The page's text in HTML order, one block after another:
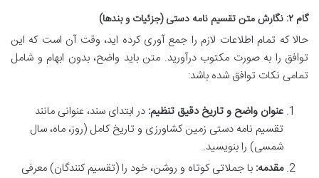
گام ۲: نگارش متن تقسیم نامه دستی (جزئیات و بندها)
حالا که تمام اطلاعات لازم را جمع آوری کرده اید، وقت آن است که این
توافق را به صورت مکتوب درآورید. متن باید واضح، بدون ابهام و شامل
تمامی نکات توافق شده باشد:
عنوان واضح و تاریخ دقیق تنظیم: در ابتدای سند، عنوانی مانند
تقسیم نامه دستی زمین کشاورزی و تاریخ کامل (روز، ماه، سال
شمسی) را بنویسید.
مقدمه: با جملاتی کوتاه و روشن، خود را (تقسیم کنندگان) معرفی